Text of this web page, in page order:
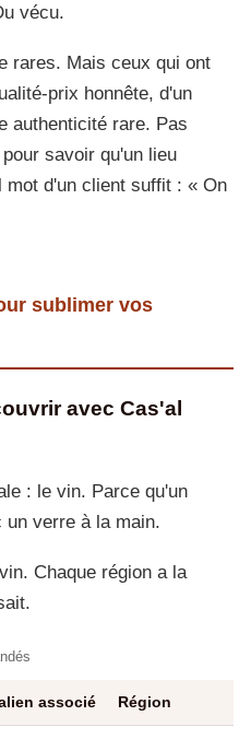
vécu.
rares. Mais ceux qui ont
prix honnête, d'un
authenticité rare. Pas
savoir qu'un lieu
d'un client suffit : « On
sublimer vos
avec Cas'al
: le vin. Parce qu'un
verre à la main.
Chaque région a la
associé Région